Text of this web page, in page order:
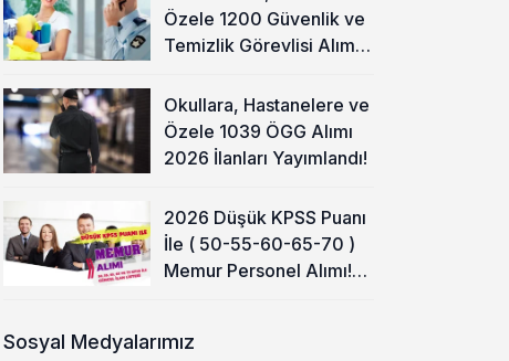
Özele 1200 Güvenlik ve
Temizlik Görevlisi Alımı
Okullara, Hastanelere ve
Özele 1039 ÖGG Alımı
2026 İlanları Yayımlandı!
2026 Düşük KPSS Puanı
İle ( 50-55-60-65-70 )
Memur Personel Alımı!
Sosyal Medyalarımız